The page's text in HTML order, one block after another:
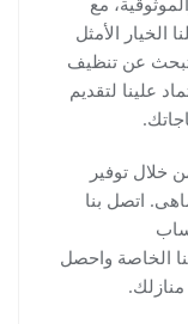
الخيار الأمثل
عن تنظيف
علينا لتقديم
خلال توفير
اتصل بنا
الخاصة واحصل